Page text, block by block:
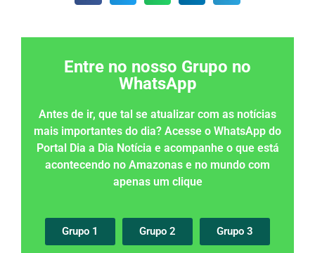
Entre no nosso Grupo no
WhatsApp
Antes de ir, que tal se atualizar com as notícias
mais importantes do dia? Acesse o WhatsApp do
Portal Dia a Dia Notícia e acompanhe o que está
acontecendo no Amazonas e no mundo com
apenas um clique
Grupo 1 Grupo 2 Grupo 3